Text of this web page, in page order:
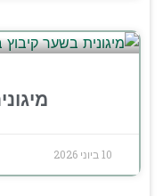
10 ביוני 2026